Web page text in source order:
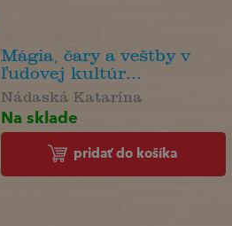
Mágia, čary a veštby v
ľudovej kultúr...
Nádaská Katarína
Na sklade
pridať do košíka